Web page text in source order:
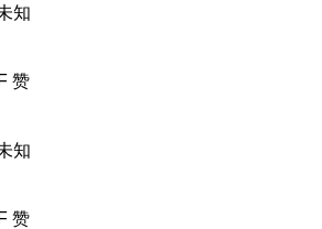
知
赞
知
赞